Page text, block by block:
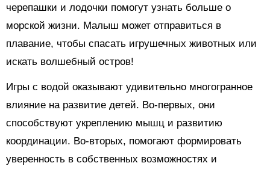
черепашки и лодочки помогут узнать больше о
морской жизни. Малыш может отправиться в
плавание, чтобы спасать игрушечных животных или
искать волшебный остров!
Игры с водой оказывают удивительно многогранное
влияние на развитие детей. Во-первых, они
способствуют укреплению мышц и развитию
координации. Во-вторых, помогают формировать
уверенность в собственных возможностях и